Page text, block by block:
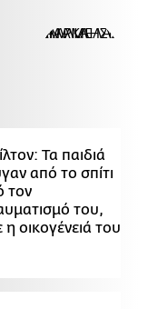
Τα παιδιά
από το σπίτι
τον
του,
οικογένειά του